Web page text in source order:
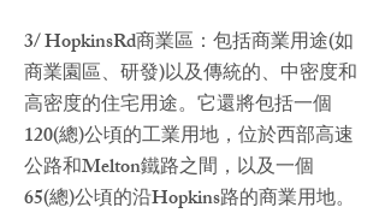
3/ HopkinsRd商業區：包括商業用途(如
商業園區、研發)以及傳統的、中密度和
高密度的住宅用途。它還將包括一個
120(總)公頃的工業用地，位於西部高速
公路和Melton鐵路之間，以及一個
65(總)公頃的沿Hopkins路的商業用地。